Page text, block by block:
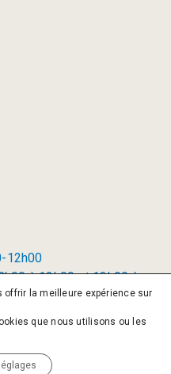
12h00
à 12h00 et 13h00 à
offrir la meilleure expérience sur
que nous utilisons ou les